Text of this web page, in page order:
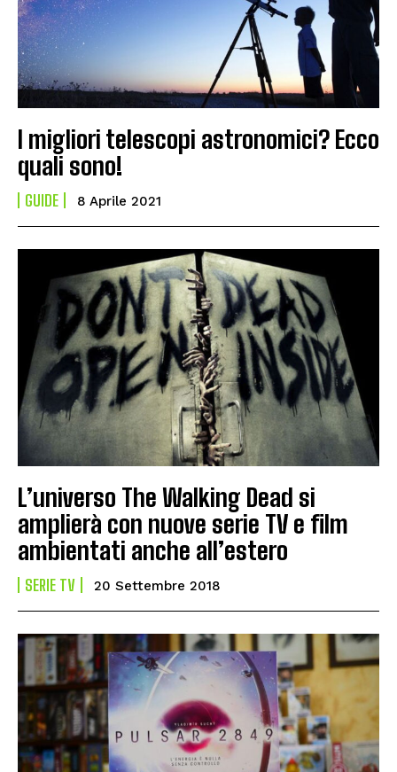
I migliori telescopi astronomici? Ecco
quali sono!
GUIDE 8 Aprile 2021
L’universo The Walking Dead si
amplierà con nuove serie TV e film
ambientati anche all’estero
SERIE TV 20 Settembre 2018